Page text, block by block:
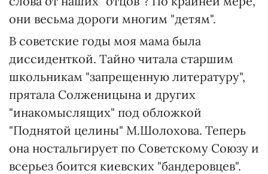
они весьма дороги многим "детям".
В советские годы моя мама была
диссиденткой. Тайно читала старшим
школьникам "запрещенную литературу",
прятала Солженицына и других
"инакомыслящих" под обложкой
"Поднятой целины" М.Шолохова. Теперь
она ностальгирует по Советскому Союзу и
всерьез боится киевских "бандеровцев".